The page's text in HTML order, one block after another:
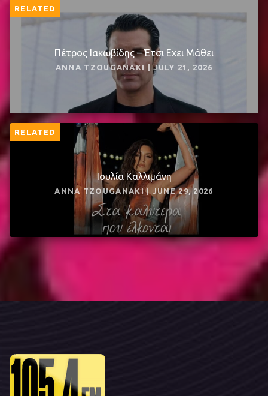
RELATED
Πέτρος Ιακωβίδης – Έτσι Εχει Μάθει
ANNA TZOUGANAKI | JULY 21, 2026
RELATED
Ιουλία Καλλιμάνη
ANNA TZOUGANAKI | JUNE 29, 2026